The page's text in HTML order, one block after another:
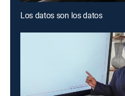
Los datos son los datos